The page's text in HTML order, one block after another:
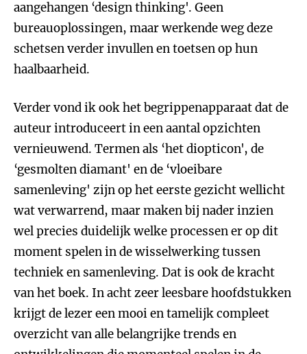
aangehangen ‘design thinking'. Geen
bureauoplossingen, maar werkende weg deze
schetsen verder invullen en toetsen op hun
haalbaarheid.
Verder vond ik ook het begrippenapparaat dat de
auteur introduceert in een aantal opzichten
vernieuwend. Termen als ‘het diopticon', de
‘gesmolten diamant' en de ‘vloeibare
samenleving' zijn op het eerste gezicht wellicht
wat verwarrend, maar maken bij nader inzien
wel precies duidelijk welke processen er op dit
moment spelen in de wisselwerking tussen
techniek en samenleving. Dat is ook de kracht
van het boek. In acht zeer leesbare hoofdstukken
krijgt de lezer een mooi en tamelijk compleet
overzicht van alle belangrijke trends en